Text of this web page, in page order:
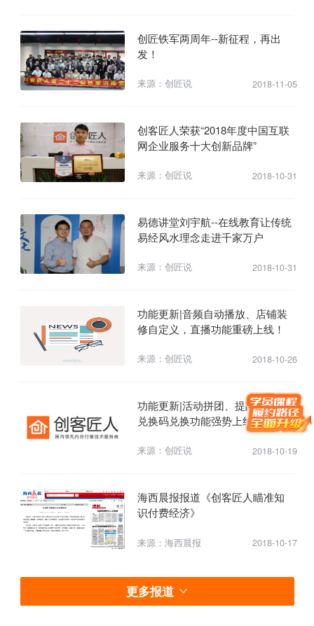
创匠铁军两周年--新征程，再出
发！
来源：创匠说 2018-11-05
创客匠人荣获“2018年度中国互联
网企业服务十大创新品牌”
来源：创匠说 2018-10-31
易德讲堂刘宇航--在线教育让传统
易经风水理念走进千家万户
来源：创匠说 2018-10-31
功能更新|音频自动播放、店铺装
修自定义，直播功能重磅上线！
来源：创匠说 2018-10-26
功能更新|活动拼团、提醒关注、
兑换码兑换功能强势上线！
来源：创匠说 2018-10-19
海西晨报报道《创客匠人瞄准知
识付费经济》
来源：海西晨报 2018-10-17
更多报道